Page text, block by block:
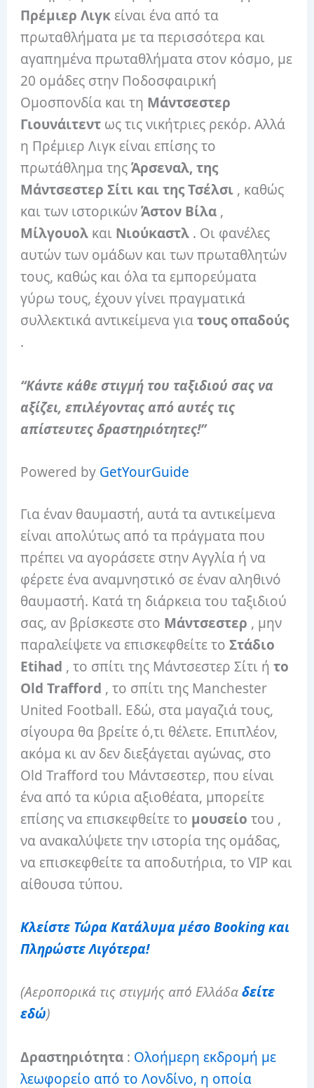
Πρέμιερ Λιγκ είναι ένα από τα
πρωταθλήματα με τα περισσότερα και
αγαπημένα πρωταθλήματα στον κόσμο, με
20 ομάδες στην Ποδοσφαιρική
Ομοσπονδία και τη Μάντσεστερ
Γιουνάιτεντ ως τις νικήτριες ρεκόρ. Αλλά
η Πρέμιερ Λιγκ είναι επίσης το
πρωτάθλημα τηςΆρσεναλ, της
Μάντσεστερ Σίτι και της Τσέλσι , καθώς
και των ιστορικώνΆστον Βίλα ,
Μίλγουολ και Νιούκαστλ . Οι φανέλες
αυτών των ομάδων και των πρωταθλητών
τους, καθώς και όλα τα εμπορεύματα
γύρω τους, έχουν γίνει πραγματικά
συλλεκτικά αντικείμενα γιατους οπαδούς
.
“Κάντε κάθε στιγμή του ταξιδιού σας να
αξίζει, επιλέγοντας από αυτές τις
απίστευτες δραστηριότητες!”
Powered by GetYourGuide
Για έναν θαυμαστή, αυτά τα αντικείμενα
είναι απολύτως από τα πράγματα που
πρέπει να αγοράσετε στην Αγγλία ή να
φέρετε ένα αναμνηστικό σε έναν αληθινό
θαυμαστή. Κατά τη διάρκεια του ταξιδιού
σας, αν βρίσκεστε στο Μάντσεστερ , μην
παραλείψετε να επισκεφθείτε τοΣτάδιο
Etihad , το σπίτι της Μάντσεστερ Σίτι ήτο
Old Trafford , το σπίτι της Manchester
United Football. Εδώ, στα μαγαζιά τους,
σίγουρα θα βρείτε ό,τι θέλετε. Επιπλέον,
ακόμα κι αν δεν διεξάγεται αγώνας, στο
Old Trafford του Μάντσεστερ, που είναι
ένα από τα κύρια αξιοθέατα, μπορείτε
επίσης να επισκεφθείτε το μουσείο του ,
να ανακαλύψετε την ιστορία της ομάδας,
να επισκεφθείτε τα αποδυτήρια, το VIP και
αίθουσα τύπου.
Κλείστε Τώρα Κατάλυμα μέσο Booking και
Πληρώστε Λιγότερα!
(Αεροπορικά τις στιγμής από Ελλάδαδείτε
εδώ)
Δραστηριότητα : Ολοήμερη εκδρομή με
λεωφορείο από το Λονδίνο, η οποία